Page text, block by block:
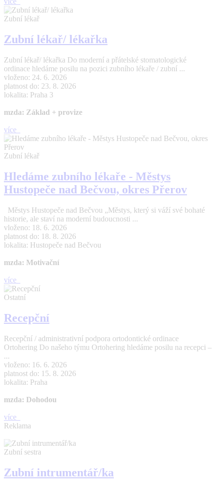
Zubní lékař
Zubní lékař/ lékařka
Zubní lékař/ lékařka Do moderní a přátelské stomatologické
ordinace hledáme posilu na pozici zubního lékaře / zubní ...
vloženo: 24. 6. 2026
platnost do: 23. 8. 2026
lokalita: Praha 3
mzda: Základ + provize
více
Zubní lékař
Hledáme zubního lékaře - Městys
Hustopeče nad Bečvou, okres Přerov
Městys Hustopeče nad Bečvou „Městys, který si váží své bohaté
historie, ale staví na moderní budoucnosti ...
vloženo: 18. 6. 2026
platnost do: 18. 8. 2026
lokalita: Hustopeče nad Bečvou
mzda: Motivační
více
Ostatní
Recepční
Recepční / administrativní podpora ortodontické ordinace
Ortohering Do našeho týmu Ortohering hledáme posilu na recepci –
...
vloženo: 16. 6. 2026
platnost do: 15. 8. 2026
lokalita: Praha
mzda: Dohodou
více
Reklama
Zubní sestra
Zubní intrumentář/ka